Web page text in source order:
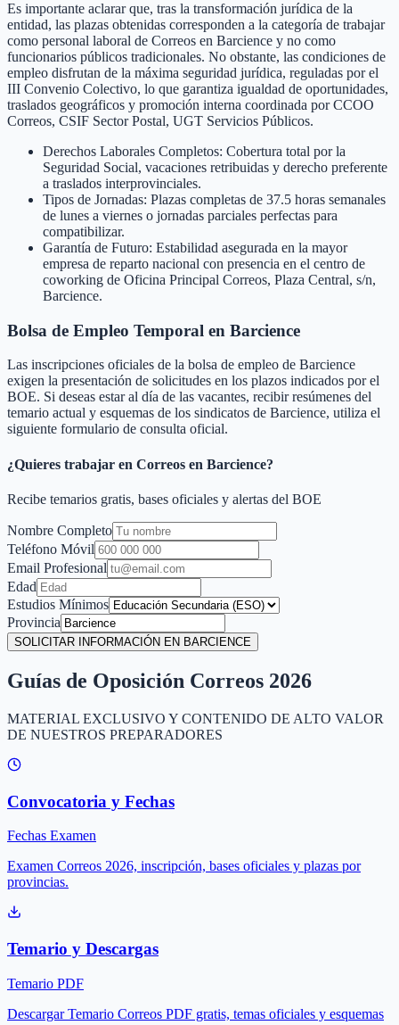
Es importante aclarar que, tras la transformación jurídica de la
entidad, las plazas obtenidas corresponden a la categoría de trabajar
como personal laboral de Correos en Barcience y no como
funcionarios públicos tradicionales. No obstante, las condiciones de
empleo disfrutan de la máxima seguridad jurídica, reguladas por el
III Convenio Colectivo, lo que garantiza igualdad de oportunidades,
traslados geográficos y promoción interna coordinada por CCOO
Correos, CSIF Sector Postal, UGT Servicios Públicos.
Derechos Laborales Completos: Cobertura total por la
Seguridad Social, vacaciones retribuidas y derecho preferente
a traslados interprovinciales.
Tipos de Jornadas: Plazas completas de 37.5 horas semanales
de lunes a viernes o jornadas parciales perfectas para
compatibilizar.
Garantía de Futuro: Estabilidad asegurada en la mayor
empresa de reparto nacional con presencia en el centro de
coworking de Oficina Principal Correos, Plaza Central, s/n,
Barcience.
Bolsa de Empleo Temporal en Barcience
Las inscripciones oficiales de la bolsa de empleo de Barcience
exigen la presentación de solicitudes en los plazos indicados por el
BOE. Si deseas estar al día de las vacantes, recibir resúmenes del
temario actual y esquemas de los sindicatos de Barcience, utiliza el
siguiente formulario de consulta oficial.
¿Quieres trabajar en Correos en Barcience?
Recibe temarios gratis, bases oficiales y alertas del BOE
Nombre Completo
Teléfono Móvil
Email Profesional
Edad
Estudios Mínimos
Provincia
SOLICITAR INFORMACIÓN EN BARCIENCE
Guías de Oposición Correos 2026
MATERIAL EXCLUSIVO Y CONTENIDO DE ALTO VALOR
DE NUESTROS PREPARADORES
Convocatoria y Fechas
Fechas Examen
Examen Correos 2026, inscripción, bases oficiales y plazas por
provincias.
Temario y Descargas
Temario PDF
Descargar Temario Correos PDF gratis, temas oficiales y esquemas